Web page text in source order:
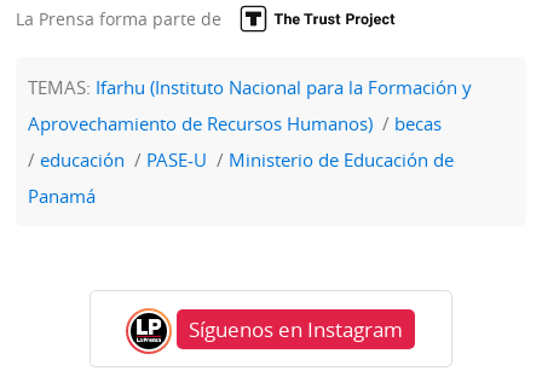
La Prensa forma parte de
TEMAS: Ifarhu (Instituto Nacional para la Formación y
Aprovechamiento de Recursos Humanos)
becas
educación
PASE-U
Ministerio de Educación de
Panamá
Síguenos en Instagram